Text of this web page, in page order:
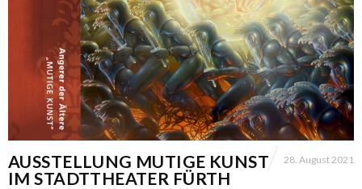
AUSSTELLUNG MUTIGE KUNST
IM STADTTHEATER FÜRTH
28. August 2021